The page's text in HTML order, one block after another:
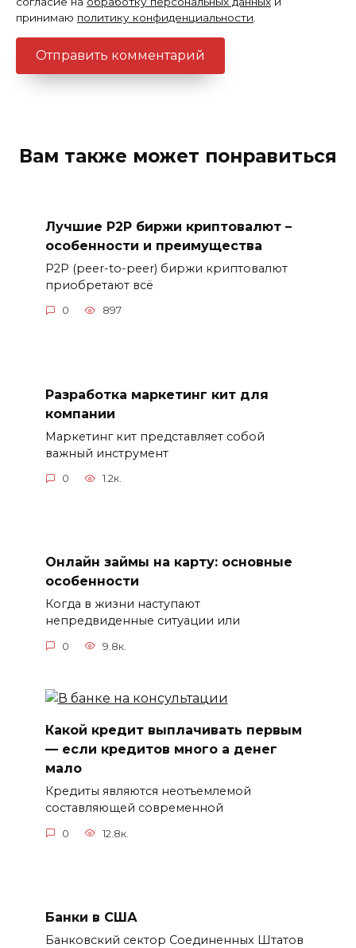
принимаю политику конфиденциальности.
Вам также может понравиться
Лучшие P2P биржи криптовалют –
особенности и преимущества
P2P (peer-to-peer) биржи криптовалют
приобретают всё
0 897
Разработка маркетинг кит для
компании
Маркетинг кит представляет собой
важный инструмент
0 1.2к.
Онлайн займы на карту: основные
особенности
Когда в жизни наступают
непредвиденные ситуации или
0 9.8к.
Какой кредит выплачивать первым
— если кредитов много а денег
мало
Кредиты являются неотъемлемой
составляющей современной
0 12.8к.
Банки в США
Банковский сектор Соединенных Штатов